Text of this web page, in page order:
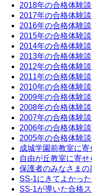
2018年の合格体験談
2017年の合格体験談
2016年の合格体験談
2015年の合格体験談
2014年の合格体験談
2013年の合格体験談
2012年の合格体験談
2011年の合格体験談
2010年の合格体験談
2009年の合格体験談
2008年の合格体験談
2007年の合格体験談
2006年の合格体験談
2005年の合格体験談
成城学園前教室に
自由が丘教室に寄せ
保護者のみなさまの
SS-1にきてよかった
SS-1が導いた合格